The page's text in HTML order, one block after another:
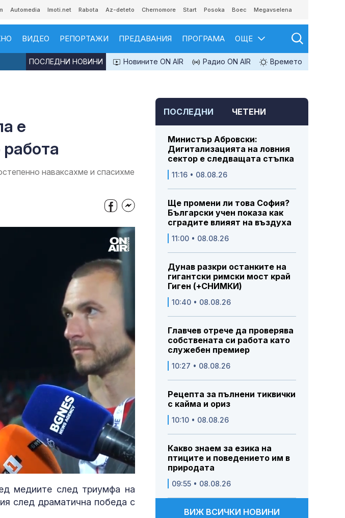
Automedia Imoti.net Rabota Az-deteto Chernomore Start Posoka Boec Megavselena
ВИДЕО РЕПОРТАЖИ ПРЕДАВАНИЯ ПРОГРАМА ОЩЕ
Новините ON AIR Радио ON AIR Времето
ПОСЛЕДНИ НОВИНИ
е
наваксахме и спасихме
медиите след триумфа на
след драматична победа с
ПОСЛЕДНИ ЧЕТЕНИ
Министър Абровски:
Дигитализацията на ловния
сектор е следващата стъпка
11:16 • 08.08.26
Ще промени ли това София?
Български учен показа как
сградите влияят на въздуха
11:00 • 08.08.26
Дунав разкри останките на
гигантски римски мост край
Гиген (+СНИМКИ)
10:40 • 08.08.26
Главчев отрече да проверява
собствената си работа като
служебен премиер
10:27 • 08.08.26
Рецепта за пълнени тиквички
с кайма и ориз
10:10 • 08.08.26
Какво знаем за езика на
птиците и поведението им в
природата
09:55 • 08.08.26
ВИЖ ВСИЧКИ НОВИНИ